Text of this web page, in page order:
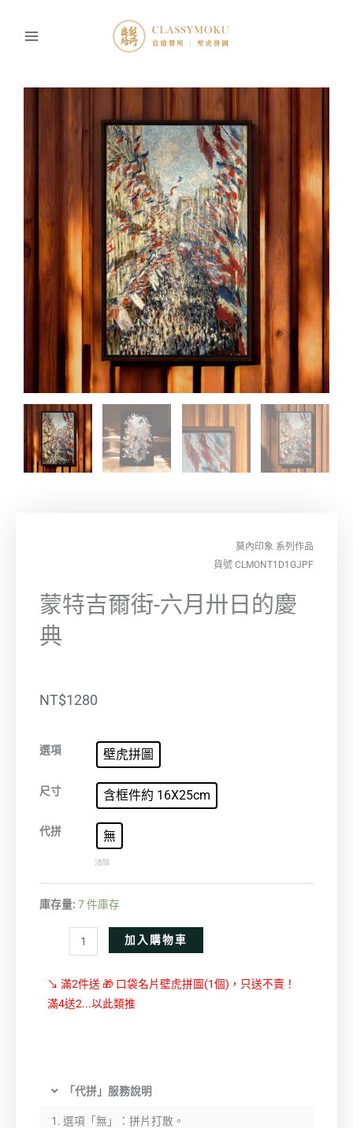
莫內印象 系列作品
貨號 CLMONT1D1GJPF
蒙特吉爾街-六月卅日的慶
典
NT$1280
選項 壁虎拼圖
尺寸 含框件約 16X25cm
代拼 無
清除
庫存量: 7 件庫存
蒙
吉
街-
卅
日
數
量
加入購物車
↘ 滿2件送 🎁 口袋名片壁虎拼圖(1個)，只送不賣！
滿4送2...以此類推
「代拼」服務說明
1. 選項「無」：拼片打散。